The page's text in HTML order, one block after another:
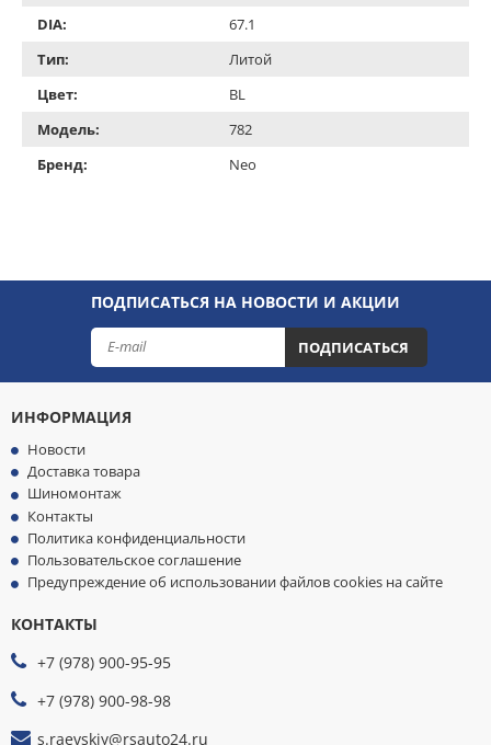
DIA:
67.1
Тип:
Литой
Цвет:
BL
Модель:
782
Бренд:
Neo
ПОДПИСАТЬСЯ НА НОВОСТИ И АКЦИИ
ПОДПИСАТЬСЯ
ИНФОРМАЦИЯ
Новости
Доставка товара
Шиномонтаж
Контакты
Политика конфиденциальности
Пользовательское соглашение
Предупреждение об использовании файлов cookies на сайте
КОНТАКТЫ
+7 (978) 900-95-95
+7 (978) 900-98-98
s.raevskiy@rsauto24.ru